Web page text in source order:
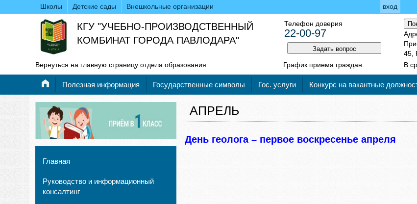
Школы Детские сады Внешкольные организации вход
КГУ "УЧЕБНО-ПРОИЗВОДСТВЕННЫЙ
КОМБИНАТ ГОРОДА ПАВЛОДАРА"
Телефон доверия
22-00-97
Задать вопрос
45,
Вернуться на главную страницу отдела образования
График приема граждан: В
Полезная информация Государственные символы Гос. услуги Конкурс на вакантные
Главная
Руководство и информационный
консалтинг
АПРЕЛЬ
День геолога – первое воскресенье апреля